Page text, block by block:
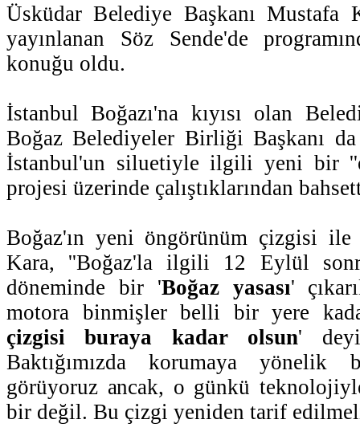
Üsküdar Belediye Başkanı Mustafa
yayınlanan Söz Sende'de
konuğu oldu.
İstanbul Boğazı'na kıyısı olan
Boğaz Belediyeler Birliği Başkanı
İstanbul'un siluetiyle ilgili yeni bir ''
projesi üzerinde çalıştıklarından
Boğaz'ın yeni öngörünüm çizgisi
Kara, ''Boğaz'la ilgili 12 Eylül
döneminde bir 'Boğaz yasası'
motora binmişler belli bir yere
çizgisi buraya kadar olsun'
Baktığımızda korumaya
görüyoruz ancak, o günkü
bir değil. Bu çizgi yeniden tarif